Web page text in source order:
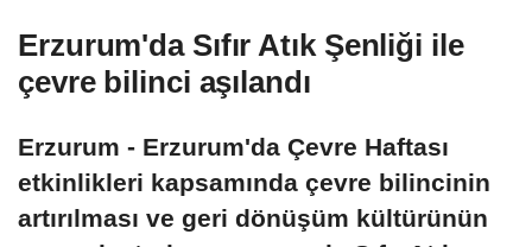
Erzurum'da Sıfır Atık Şenliği ile
çevre bilinci aşılandı
Erzurum - Erzurum'da Çevre Haftası
etkinlikleri kapsamında çevre bilincinin
artırılması ve geri dönüşüm kültürünün